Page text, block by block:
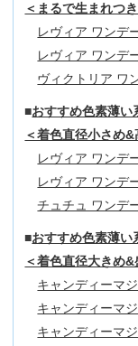
＜まるで生まれつ
レヴィア ワンデ
レヴィア ワンデ
ヴィクトリア ワ
おすすめ色素薄
＜着色直径小さめ
レヴィア ワンデ
レヴィア ワン
チュチュ ワンデ
おすすめ色素薄
＜着色直径大きめ
キャンディーマ
キャンディーマ
キャンディーマ